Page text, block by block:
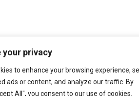
your privacy
to enhance your browsing experience,
ads or content, and analyze our traffic. By
All", you consent to our use of cookies.